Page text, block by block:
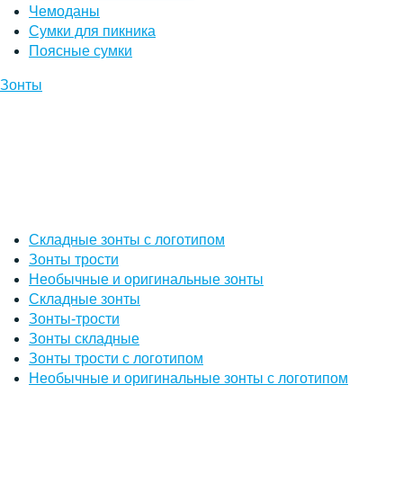
Чемоданы
Сумки для пикника
Поясные сумки
Зонты
Складные зонты с логотипом
Зонты трости
Необычные и оригинальные зонты
Складные зонты
Зонты-трости
Зонты складные
Зонты трости с логотипом
Необычные и оригинальные зонты с логотипом